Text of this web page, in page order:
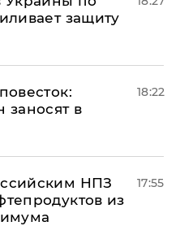
защиту
заносят в
18:22
НПЗ
из
17:55